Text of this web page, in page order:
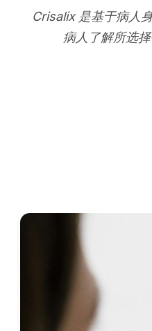
Crisalix 是基于病人
病人了解所选